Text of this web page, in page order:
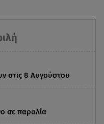
στις 8 Αυγούστου
σε παραλία